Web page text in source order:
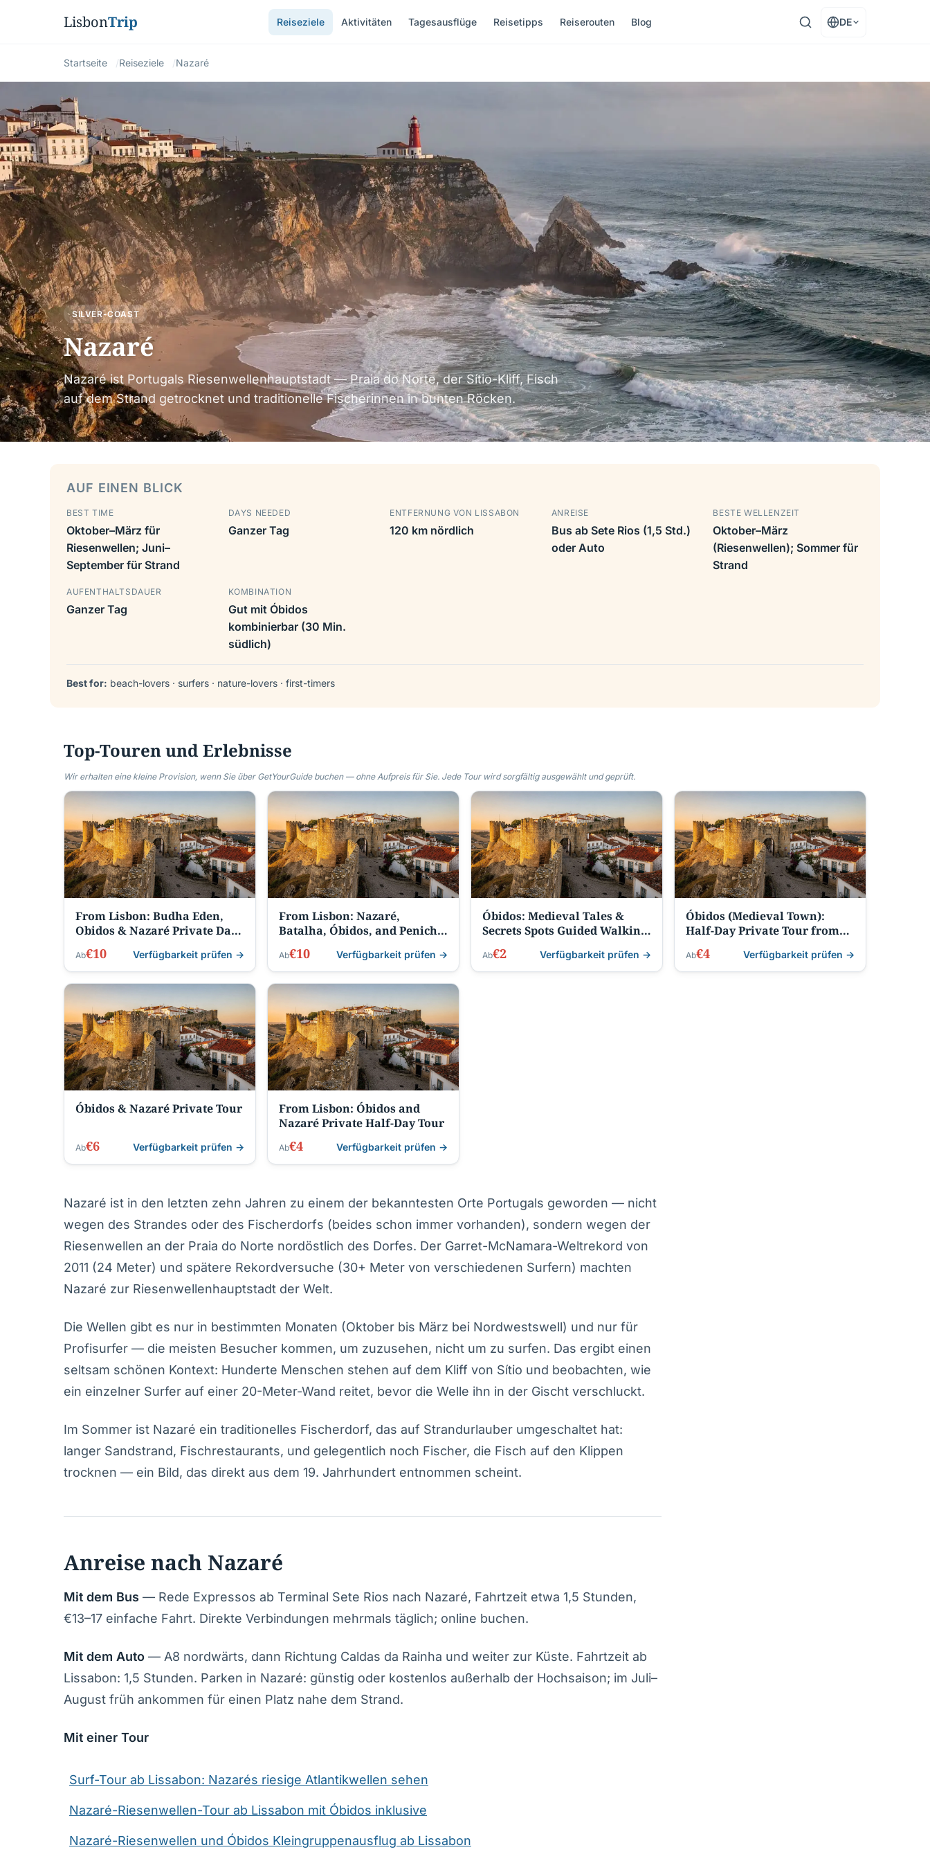
LisbonTrip Reiseziele Aktivitäten Tagesausflüge Reisetipps Reiserouten Blog DE
Startseite Reiseziele Nazaré
SILVER-COAST
Nazaré
Nazaré ist Portugals Riesenwellenhauptstadt — Praia do Norte, der Sítio-Kliff, Fisch
auf dem Strand getrocknet und traditionelle Fischerinnen in bunten Röcken.
AUF EINEN BLICK
BEST TIME
Oktober–März für
Riesenwellen; Juni–
September für Strand
DAYS NEEDED
Ganzer Tag
ENTFERNUNG VON LISSABON
120 km nördlich
ANREISE
Bus ab Sete Rios (1,5 Std.)
oder Auto
BESTE WELLENZEIT
Oktober–März
(Riesenwellen); Sommer für
Strand
AUFENTHALTSDAUER
Ganzer Tag
KOMBINATION
Gut mit Óbidos
kombinierbar (30 Min.
südlich)
Best for: beach-lovers · surfers · nature-lovers · first-timers
Top-Touren und Erlebnisse
Wir erhalten eine kleine Provision, wenn Sie über GetYourGuide buchen — ohne Aufpreis für Sie. Jede Tour wird sorgfältig ausgewählt und geprüft.
From Lisbon: Budha Eden,
Obidos & Nazaré Private Day
Ab€10 Verfügbarkeit prüfen →
From Lisbon: Nazaré,
Batalha, Óbidos, and Peniche
Ab€10 Verfügbarkeit prüfen →
Óbidos: Medieval Tales &
Secrets Spots Guided Walking
Ab€2 Verfügbarkeit prüfen →
Óbidos (Medieval Town):
Half-Day Private Tour from
Ab€4 Verfügbarkeit prüfen →
Óbidos & Nazaré Private Tour
Ab€6 Verfügbarkeit prüfen →
From Lisbon: Óbidos and
Nazaré Private Half-Day Tour
Ab€4 Verfügbarkeit prüfen →
Nazaré ist in den letzten zehn Jahren zu einem der bekanntesten Orte Portugals geworden — nicht
wegen des Strandes oder des Fischerdorfs (beides schon immer vorhanden), sondern wegen der
Riesenwellen an der Praia do Norte nordöstlich des Dorfes. Der Garret-McNamara-Weltrekord von
2011 (24 Meter) und spätere Rekordversuche (30+ Meter von verschiedenen Surfern) machten
Nazaré zur Riesenwellenhauptstadt der Welt.
Die Wellen gibt es nur in bestimmten Monaten (Oktober bis März bei Nordwestswell) und nur für
Profisurfer — die meisten Besucher kommen, um zuzusehen, nicht um zu surfen. Das ergibt einen
seltsam schönen Kontext: Hunderte Menschen stehen auf dem Kliff von Sítio und beobachten, wie
ein einzelner Surfer auf einer 20-Meter-Wand reitet, bevor die Welle ihn in der Gischt verschluckt.
Im Sommer ist Nazaré ein traditionelles Fischerdorf, das auf Strandurlauber umgeschaltet hat:
langer Sandstrand, Fischrestaurants, und gelegentlich noch Fischer, die Fisch auf den Klippen
trocknen — ein Bild, das direkt aus dem 19. Jahrhundert entnommen scheint.
Anreise nach Nazaré
Mit dem Bus — Rede Expressos ab Terminal Sete Rios nach Nazaré, Fahrtzeit etwa 1,5 Stunden,
€13–17 einfache Fahrt. Direkte Verbindungen mehrmals täglich; online buchen.
Mit dem Auto — A8 nordwärts, dann Richtung Caldas da Rainha und weiter zur Küste. Fahrtzeit ab
Lissabon: 1,5 Stunden. Parken in Nazaré: günstig oder kostenlos außerhalb der Hochsaison; im Juli–
August früh ankommen für einen Platz nahe dem Strand.
Mit einer Tour
Surf-Tour ab Lissabon: Nazarés riesige Atlantikwellen sehen
Nazaré-Riesenwellen-Tour ab Lissabon mit Óbidos inklusive
Nazaré-Riesenwellen und Óbidos Kleingruppenausflug ab Lissabon